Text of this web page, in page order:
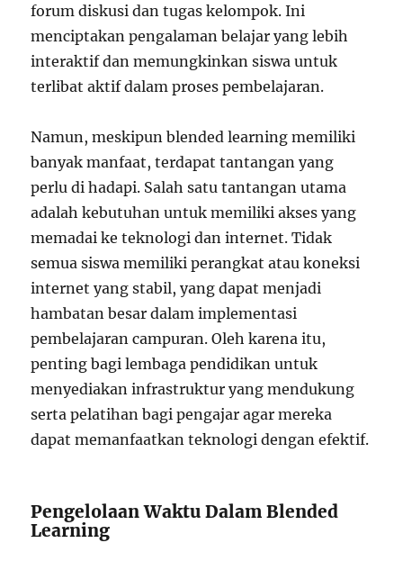
forum diskusi dan tugas kelompok. Ini
menciptakan pengalaman belajar yang lebih
interaktif dan memungkinkan siswa untuk
terlibat aktif dalam proses pembelajaran.
Namun, meskipun blended learning memiliki
banyak manfaat, terdapat tantangan yang
perlu di hadapi. Salah satu tantangan utama
adalah kebutuhan untuk memiliki akses yang
memadai ke teknologi dan internet. Tidak
semua siswa memiliki perangkat atau koneksi
internet yang stabil, yang dapat menjadi
hambatan besar dalam implementasi
pembelajaran campuran. Oleh karena itu,
penting bagi lembaga pendidikan untuk
menyediakan infrastruktur yang mendukung
serta pelatihan bagi pengajar agar mereka
dapat memanfaatkan teknologi dengan efektif.
Pengelolaan Waktu Dalam Blended
Learning